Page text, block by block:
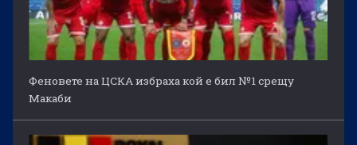
Феновете на ЦСКА избраха кой е бил №1 срещу
Макаби